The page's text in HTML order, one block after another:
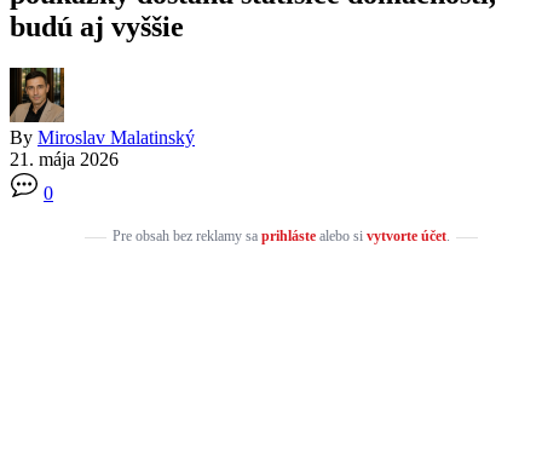
budú aj vyššie
By Miroslav Malatinský
21. mája 2026
0
Pre obsah bez reklamy sa prihlástealebo si vytvorte účet.